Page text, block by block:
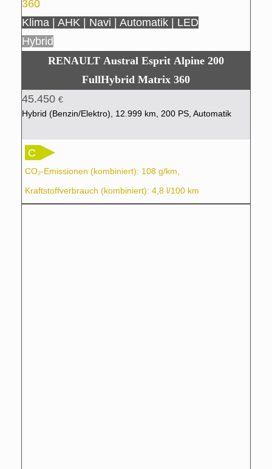
Klima | AHK | Navi | Automatik | LED
Hybrid
RENAULT Austral Esprit Alpine 200
FullHybrid Matrix 360
45.450 €
Hybrid (Benzin/Elektro), 12.999 km, 200 PS, Automatik
C
CO₂-Emissionen (kombiniert): 108 g/km,
Kraftstoffverbrauch (kombiniert): 4,8 l/100 km